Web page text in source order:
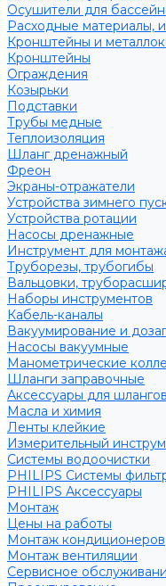
Осушители для
Расходные материалы,
Кронштейны и
Кронштейны
Ограждения
Козырьки
Подставки
Трубы медные
Теплоизоляция
Шланг дренажный
Фреон
Экраны-отражатели
Устройства зимнего
Устройства ротации
Насосы дренажные
Инструмент для
Труборезы, трубогибы
Вальцовки,
Наборы инструментов
Кабель-каналы
Вакуумирование и
Насосы вакуумные
Манометрические
Шланги заправочные
Аксессуары для шлангов
Масла и химия
Ленты клейкие
Измерительный
Системы водоочистки
PHILIPS Системы
PHILIPS Аксессуары
Монтаж
Цены на работы
Монтаж кондиционеров
Монтаж вентиляции
Сервисное